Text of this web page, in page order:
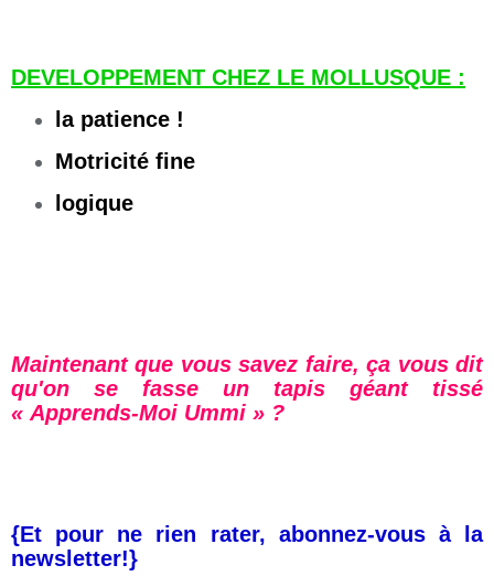
DEVELOPPEMENT CHEZ LE MOLLUSQUE :
la patience !
Motricité fine
logique
Maintenant que vous savez faire, ça vous dit
qu'on se fasse un tapis géant tissé
« Apprends-Moi Ummi » ?
{Et pour ne rien rater, abonnez-vous à la
newsletter!}